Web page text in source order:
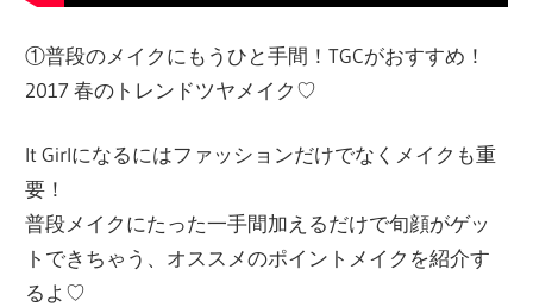
①普段のメイクにもうひと手間！TGCがおすすめ！
2017 春のトレンドツヤメイク♡
It Girlになるにはファッションだけでなくメイクも重
要！
普段メイクにたった一手間加えるだけで旬顔がゲッ
トできちゃう、オススメのポイントメイクを紹介す
るよ♡